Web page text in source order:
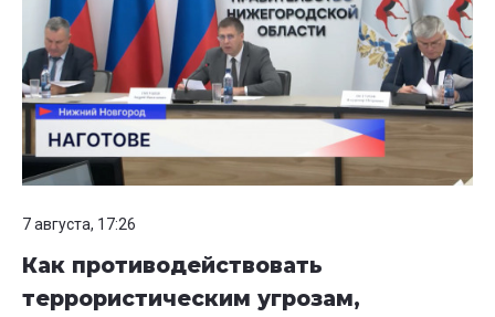
7 августа, 17:26
Как противодействовать
террористическим угрозам,